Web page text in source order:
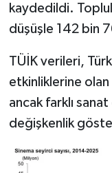
kaydedildi.
düşüşle 142 bin
TÜİK verileri,
etkinliklerine
ancak farklı
değişkenlik